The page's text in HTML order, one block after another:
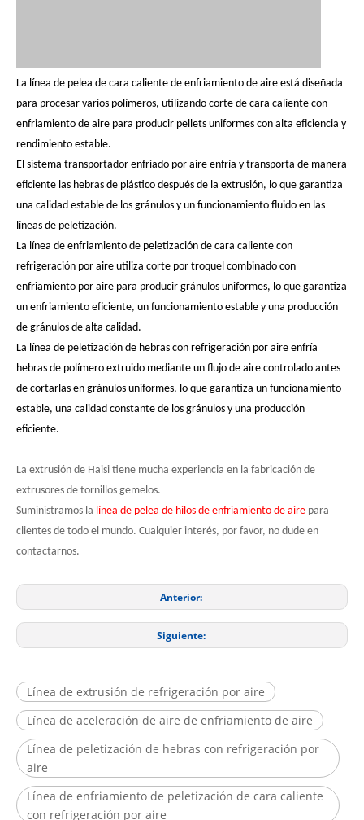
La línea de pelea de cara caliente de enfriamiento de aire está diseñada
para procesar varios polímeros, utilizando corte de cara caliente con
enfriamiento de aire para producir pellets uniformes con alta eficiencia y
rendimiento estable.
El sistema transportador enfriado por aire enfría y transporta de manera
eficiente las hebras de plástico después de la extrusión, lo que garantiza
una calidad estable de los gránulos y un funcionamiento fluido en las
líneas de peletización.
La línea de enfriamiento de peletización de cara caliente con
refrigeración por aire utiliza corte por troquel combinado con
enfriamiento por aire para producir gránulos uniformes, lo que garantiza
un enfriamiento eficiente, un funcionamiento estable y una producción
de gránulos de alta calidad.
La línea de peletización de hebras con refrigeración por aire enfría
hebras de polímero extruido mediante un flujo de aire controlado antes
de cortarlas en gránulos uniformes, lo que garantiza un funcionamiento
estable, una calidad constante de los gránulos y una producción
eficiente.
La extrusión de Haisi tiene mucha experiencia en la fabricación de
extrusores de tornillos gemelos.
Suministramos la línea de pelea de hilos de enfriamiento de aire para
clientes de todo el mundo. Cualquier interés, por favor, no dude en
contactarnos.
Anterior:
Siguiente:
Línea de extrusión de refrigeración por aire
Línea de aceleración de aire de enfriamiento de aire
Línea de peletización de hebras con refrigeración por
aire
Línea de enfriamiento de peletización de cara caliente
con refrigeración por aire